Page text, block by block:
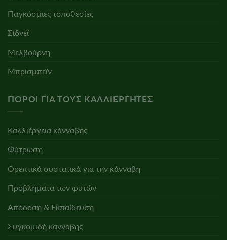
Παγκόσμιες τοποθεσίες
Σίδνεϊ
Μελβούρνη
Μπρίσμπεϊν
ΠΌΡΟΙ ΓΙΑ ΤΟΥΣ ΚΑΛΛΙΕΡΓΗΤΈΣ
Καλλιέργεια κάνναβης
Φύτρωση
Θρεπτικά συστατικά για την κάνναβη
Προβλήματα των φυτών
Απόδοση & Εκπαίδευση
Συγκομιδή κάνναβης